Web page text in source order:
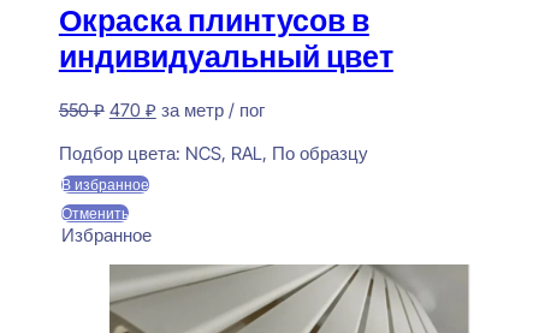
Окраска плинтусов в
индивидуальный цвет
550₽ Первоначальная
составляла
550 ₽.
470 ₽Текущая
470 ₽.
за метр / пог
Подбор цвета: NCS, RAL, По образцу
В избранное
Отменить
Избранное